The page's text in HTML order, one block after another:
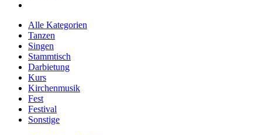
Alle Kategorien
Tanzen
Singen
Stammtisch
Darbietung
Kurs
Kirchenmusik
Fest
Festival
Sonstige